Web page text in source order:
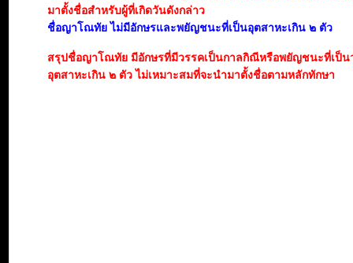
มาตั้งชื่อสำหรับผู้ที่เกิดวันดังกล่าว
ชื่อญาโณทัย ไม่มีอักษรและพยัญชนะที่เป็นอุตสาหะเกิน ๒ ตัว
สรุปชื่อญาโณทัย มีอักษรที่มีวรรคเป็นกาลกิณีหรือพยัญชนะที่เป็น
อุตสาหะเกิน ๒ ตัว ไม่เหมาะสมที่จะนำมาตั้งชื่อตามหลักทักษา